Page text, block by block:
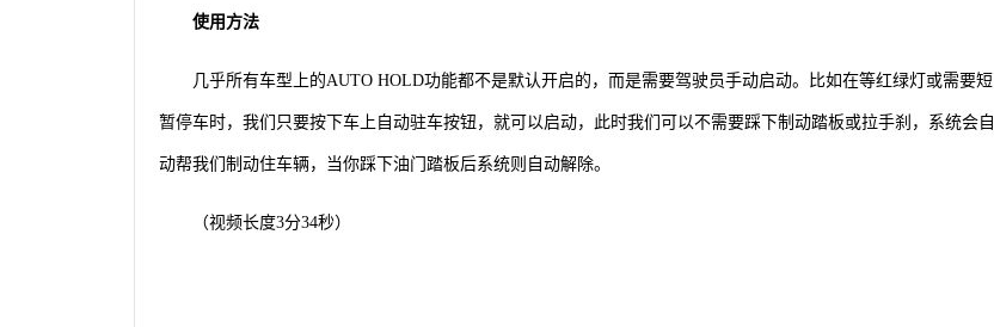
使用方法
几乎所有车型上的AUTO HOLD功能都不是默认开启的，而是需要驾驶员手动启动。比如在等红绿灯或需要短
暂停车时，我们只要按下车上自动驻车按钮，就可以启动，此时我们可以不需要踩下制动踏板或拉手刹，系统会自
动帮我们制动住车辆，当你踩下油门踏板后系统则自动解除。
（视频长度3分34秒）